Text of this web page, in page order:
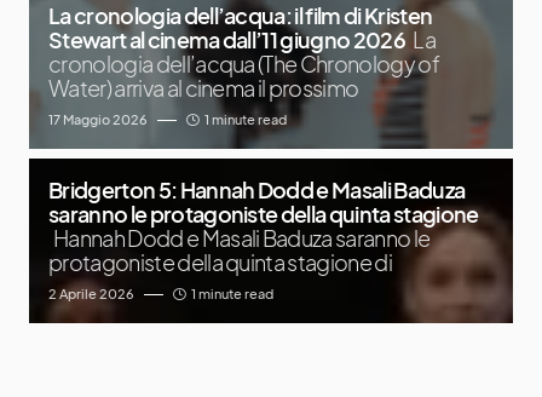
La cronologia dell’acqua: il film di Kristen
Stewart al cinema dall’11 giugno 2026 La
cronologia dell’acqua (The Chronology of
Water) arriva al cinema il prossimo
17 Maggio 2026 1 minute read
Bridgerton 5: Hannah Dodd e Masali Baduza
saranno le protagoniste della quinta stagione
Hannah Dodd e Masali Baduza saranno le
protagoniste della quinta stagione di
2 Aprile 2026 1 minute read